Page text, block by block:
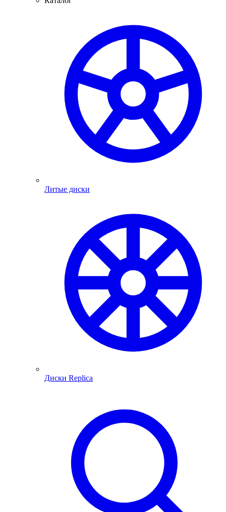
Литые диски
Диски Replica